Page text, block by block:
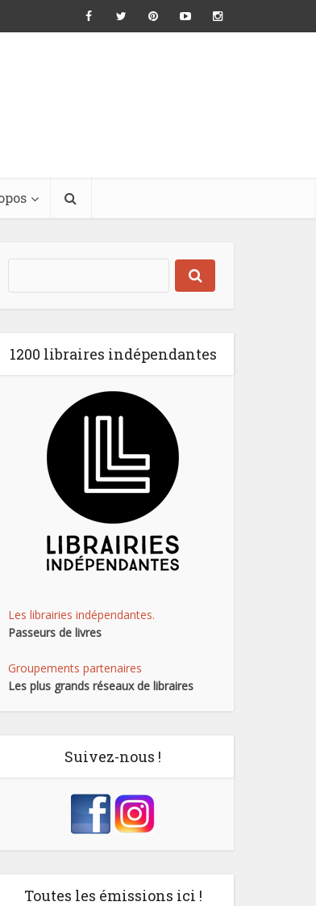
1200 libraires indépendantes
Les librairies indépendantes.
Passeurs de livres
Groupements partenaires
Les plus grands réseaux de libraires
Suivez-nous !
Toutes les émissions ici !